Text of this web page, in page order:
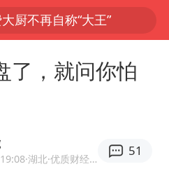
厨不再自称“大王”
发文悼念秦焰
了，就问你怕
·湖北 ·优质财经领域创作者
51